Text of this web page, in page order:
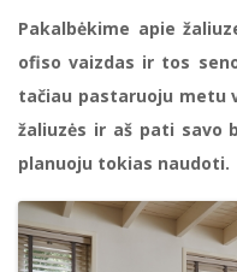
Pakalbėkime apie
ofiso vaizdas ir tos
tačiau pastaruoju metu
žaliuzės ir aš pati savo
planuoju tokias naudoti.